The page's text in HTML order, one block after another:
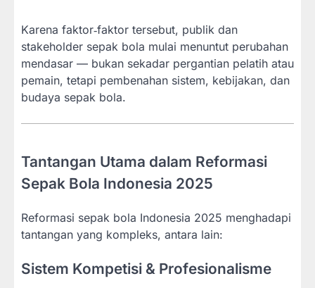
Karena faktor‐faktor tersebut, publik dan
stakeholder sepak bola mulai menuntut perubahan
mendasar — bukan sekadar pergantian pelatih atau
pemain, tetapi pembenahan sistem, kebijakan, dan
budaya sepak bola.
Tantangan Utama dalam Reformasi
Sepak Bola Indonesia 2025
Reformasi sepak bola Indonesia 2025 menghadapi
tantangan yang kompleks, antara lain:
Sistem Kompetisi & Profesionalisme